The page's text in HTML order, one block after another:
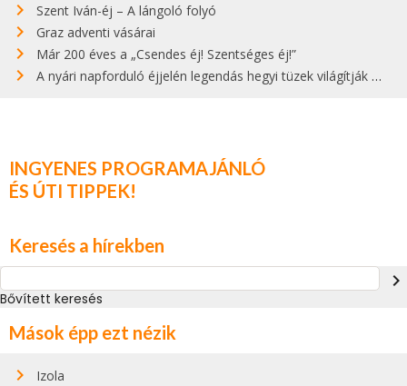
Szent Iván-éj – A lángoló folyó
Graz adventi vásárai
Már 200 éves a „Csendes éj! Szentséges éj!”
A nyári napforduló éjjelén legendás hegyi tüzek világítják meg Zugspitzét
INGYENES PROGRAMAJÁNLÓ
ÉS ÚTI TIPPEK!
Keresés a hírekben
navigate_next
Bővített keresés
Mások épp ezt nézik
Izola